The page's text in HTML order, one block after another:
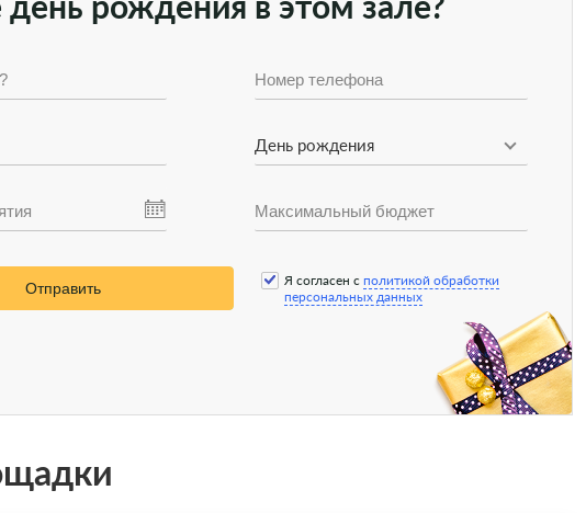
День рождения
Отправить Я согласен с политикой обработки
персональных данных